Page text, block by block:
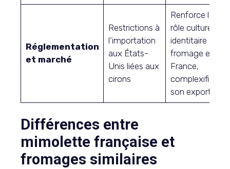
Réglementation
et marché
Restrictions à
l’importation
aux États-
Unis liées aux
cirons
Renforce le
rôle culturel et
identitaire du
fromage en
France,
complexifie
son export
Différences entre
mimolette française et
fromages similaires